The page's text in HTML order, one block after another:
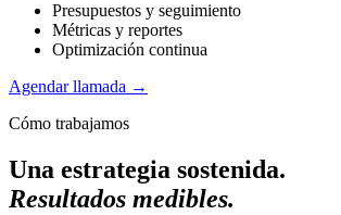
Presupuestos y seguimiento
Métricas y reportes
Optimización continua
Agendar llamada →
Cómo trabajamos
Una estrategia sostenida.
Resultados medibles.